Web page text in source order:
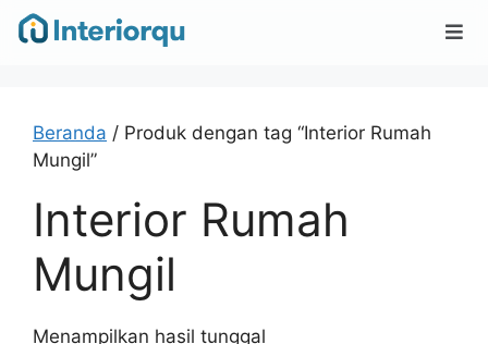
Beranda / Produk dengan tag “Interior Rumah
Mungil”
Interior Rumah
Mungil
Menampilkan hasil tunggal